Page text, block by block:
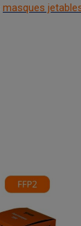
masques